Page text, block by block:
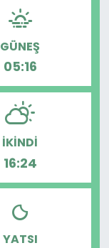
GÜNEŞ
05:16
İKINDI
16:24
YATSI